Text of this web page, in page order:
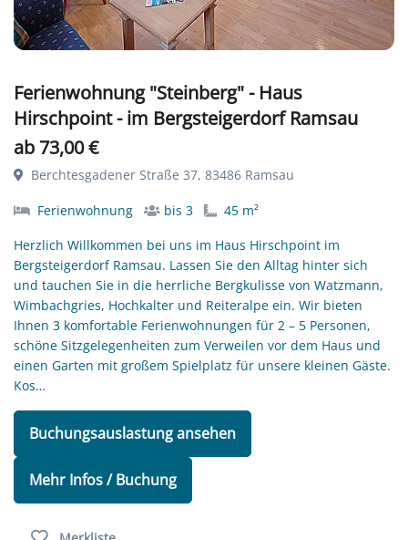
Ferienwohnung "Steinberg" - Haus
Hirschpoint - im Bergsteigerdorf Ramsau
ab 73,00 €
Berchtesgadener Straße 37, 83486 Ramsau
Ferienwohnung bis 3
45 m²
Herzlich Willkommen bei uns im Haus Hirschpoint im
Bergsteigerdorf Ramsau. Lassen Sie den Alltag hinter sich
und tauchen Sie in die herrliche Bergkulisse von Watzmann,
Wimbachgries, Hochkalter und Reiteralpe ein. Wir bieten
Ihnen 3 komfortable Ferienwohnungen für 2 – 5 Personen,
schöne Sitzgelegenheiten zum Verweilen vor dem Haus und
einen Garten mit großem Spielplatz für unsere kleinen Gäste.
Kos…
Buchungsauslastung ansehen
Mehr Infos / Buchung